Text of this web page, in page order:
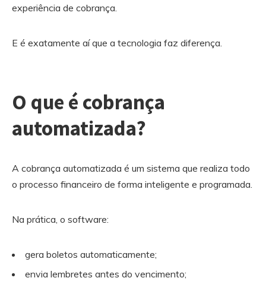
experiência de cobrança.
E é exatamente aí que a tecnologia faz diferença.
O que é cobrança
automatizada?
A cobrança automatizada é um sistema que realiza todo
o processo financeiro de forma inteligente e programada.
Na prática, o software:
gera boletos automaticamente;
envia lembretes antes do vencimento;